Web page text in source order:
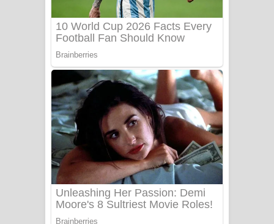
පෙළ
Benthara Palame Song Lyrics -
Sanda Babalena Song Lyrics - සඳ
බැබලෙන ගීතයේ පද පෙළ
Adare Wadi Nisa Song Lyrics - ආදරේ
වැඩි නිසා ගීතයේ පද පෙළ
UNUHUMA Song Lyrics - උණුහුම
ගීතයේ පද පෙළ